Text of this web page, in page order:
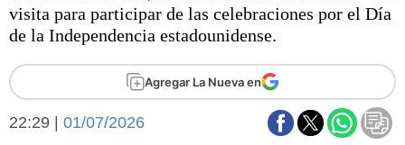
Básquetbol
Fútbol
Federal A
Arte y cultura
Aplausos
Economía y finanzas
visita para participar de las celebraciones por el Día
de la Independencia estadounidense.
Agregar La Nueva en
22:29 | 01/07/2026